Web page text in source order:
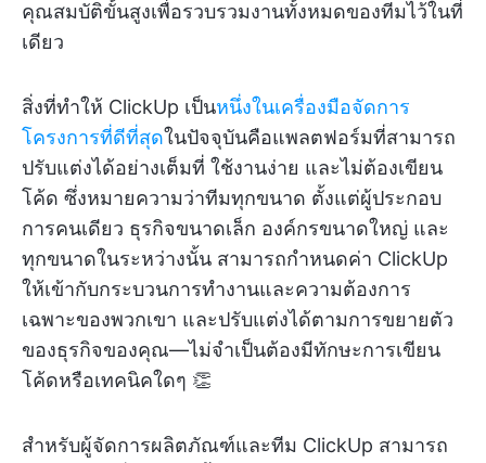
คุณสมบัติขั้นสูงเพื่อรวบรวมงานทั้งหมดของทีมไว้ในที่
เดียว
สิ่งที่ทำให้ ClickUp เป็นหนึ่งในเครื่องมือจัดการ
โครงการที่ดีที่สุดในปัจจุบันคือแพลตฟอร์มที่สามารถ
ปรับแต่งได้อย่างเต็มที่ ใช้งานง่าย และไม่ต้องเขียน
โค้ด ซึ่งหมายความว่าทีมทุกขนาด ตั้งแต่ผู้ประกอบ
การคนเดียว ธุรกิจขนาดเล็ก องค์กรขนาดใหญ่ และ
ทุกขนาดในระหว่างนั้น สามารถกำหนดค่า ClickUp
ให้เข้ากับกระบวนการทำงานและความต้องการ
เฉพาะของพวกเขา และปรับแต่งได้ตามการขยายตัว
ของธุรกิจของคุณ—ไม่จำเป็นต้องมีทักษะการเขียน
โค้ดหรือเทคนิคใดๆ 👏
สำหรับผู้จัดการผลิตภัณฑ์และทีม ClickUp สามารถ